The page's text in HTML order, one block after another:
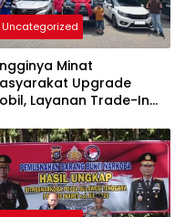
Uncategorized
Minat
Upgrade
Layanan Trade-In